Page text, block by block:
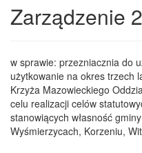
Zarządzenie
w sprawie: przezniacznia do
użytkowanie na okres trzech
Krzyża Mazowieckiego
celu realizacji celów
stanowiących własność
Wyśmierzycach, Korzeniu,